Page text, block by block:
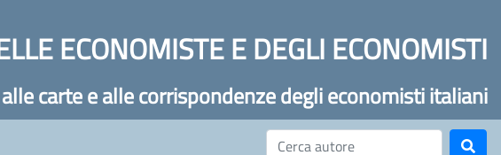
ECONOMISTE E DEGLI ECONOMISTI
carte e alle corrispondenze degli economisti italiani